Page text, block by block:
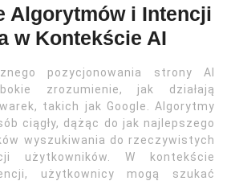
Algorytmów i Intencji
w Kontekście AI
pozycjonowania strony AI
zrozumienie, jak działają
takich jak Google. Algorytmy
ciągły, dążąc do jak najlepszego
wyszukiwania do rzeczywistych
użytkowników. W kontekście
użytkownicy mogą szukać